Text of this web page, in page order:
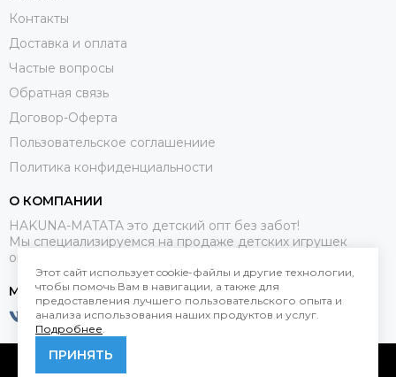
Контакты
Доставка и оплата
Частые вопросы
Обратная связь
Договор-Оферта
Пользовательское соглашениие
Политика конфиденциальности
О КОМПАНИИ
HAKUNA-MATATA это детский опт без забот!
Мы специализируемся на продаже детских игрушек
оптом.
МЕССЕНДЖЕРЫ
Этот сайт использует cookie-файлы и другие технологии,
чтобы помочь Вам в навигации, а также для
предоставления лучшего пользовательского опыта и
анализа использования наших продуктов и услуг.
Подробнее.
ПРИНЯТЬ